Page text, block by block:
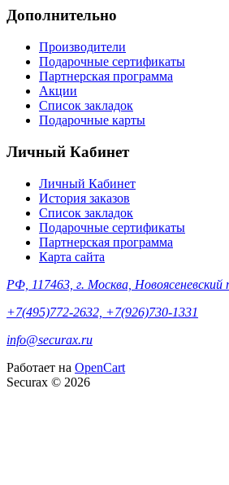
Дополнительно
Производители
Подарочные сертификаты
Партнерская программа
Акции
Список закладок
Подарочные карты
Личный Кабинет
Личный Кабинет
История заказов
Список закладок
Подарочные сертификаты
Партнерская программа
Карта сайта
РФ, 117463, г. Москва, Новоясеневский
+7(495)772-2632, +7(926)730-1331
info@securax.ru
Работает на OpenCart
Securax © 2026